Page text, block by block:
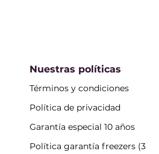
Nuestras políticas
Términos y condiciones
Política de privacidad
Garantía especial 10 años
Política garantía freezers (3